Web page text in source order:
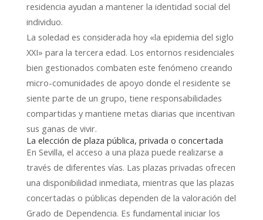
residencia ayudan a mantener la identidad social del
individuo.
La soledad es considerada hoy «la epidemia del siglo
XXI» para la tercera edad. Los entornos residenciales
bien gestionados combaten este fenómeno creando
micro-comunidades de apoyo donde el residente se
siente parte de un grupo, tiene responsabilidades
compartidas y mantiene metas diarias que incentivan
sus ganas de vivir.
La elección de plaza pública, privada o concertada
En Sevilla, el acceso a una plaza puede realizarse a
través de diferentes vías. Las plazas privadas ofrecen
una disponibilidad inmediata, mientras que las plazas
concertadas o públicas dependen de la valoración del
Grado de Dependencia. Es fundamental iniciar los